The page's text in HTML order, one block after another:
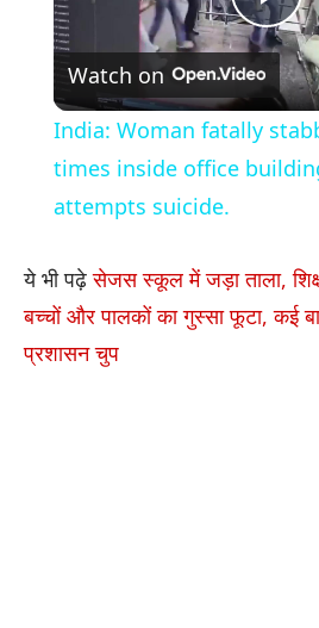
Watch on
India: Woman fatally
times inside office
attempts suicide.
ये भी पढ़ेसेजस स्कूल में जड़ा ताला,
बच्चों और पालकों का गुस्सा फूटा, कई
प्रशासन चुप